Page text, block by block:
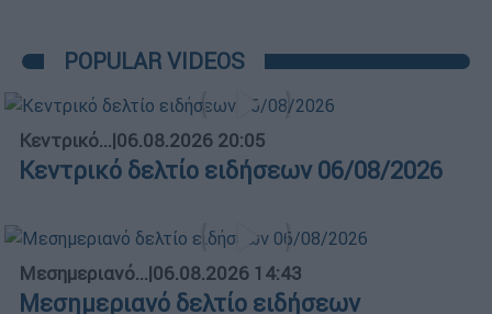
POPULAR VIDEOS
Κεντρικό...|06.08.2026 20:05
Κεντρικό δελτίο ειδήσεων 06/08/2026
Μεσημεριανό...|06.08.2026 14:43
Μεσημεριανό δελτίο ειδήσεων